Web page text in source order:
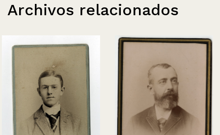
Archivos relacionados